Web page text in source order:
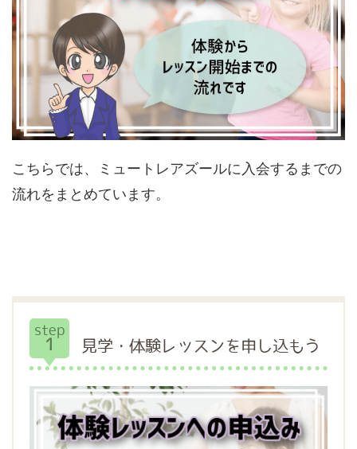
こちらでは、ミュートレアズールに入会するまでの
流れをまとめています。
step
1 見学・体験レッスンを申し込もう